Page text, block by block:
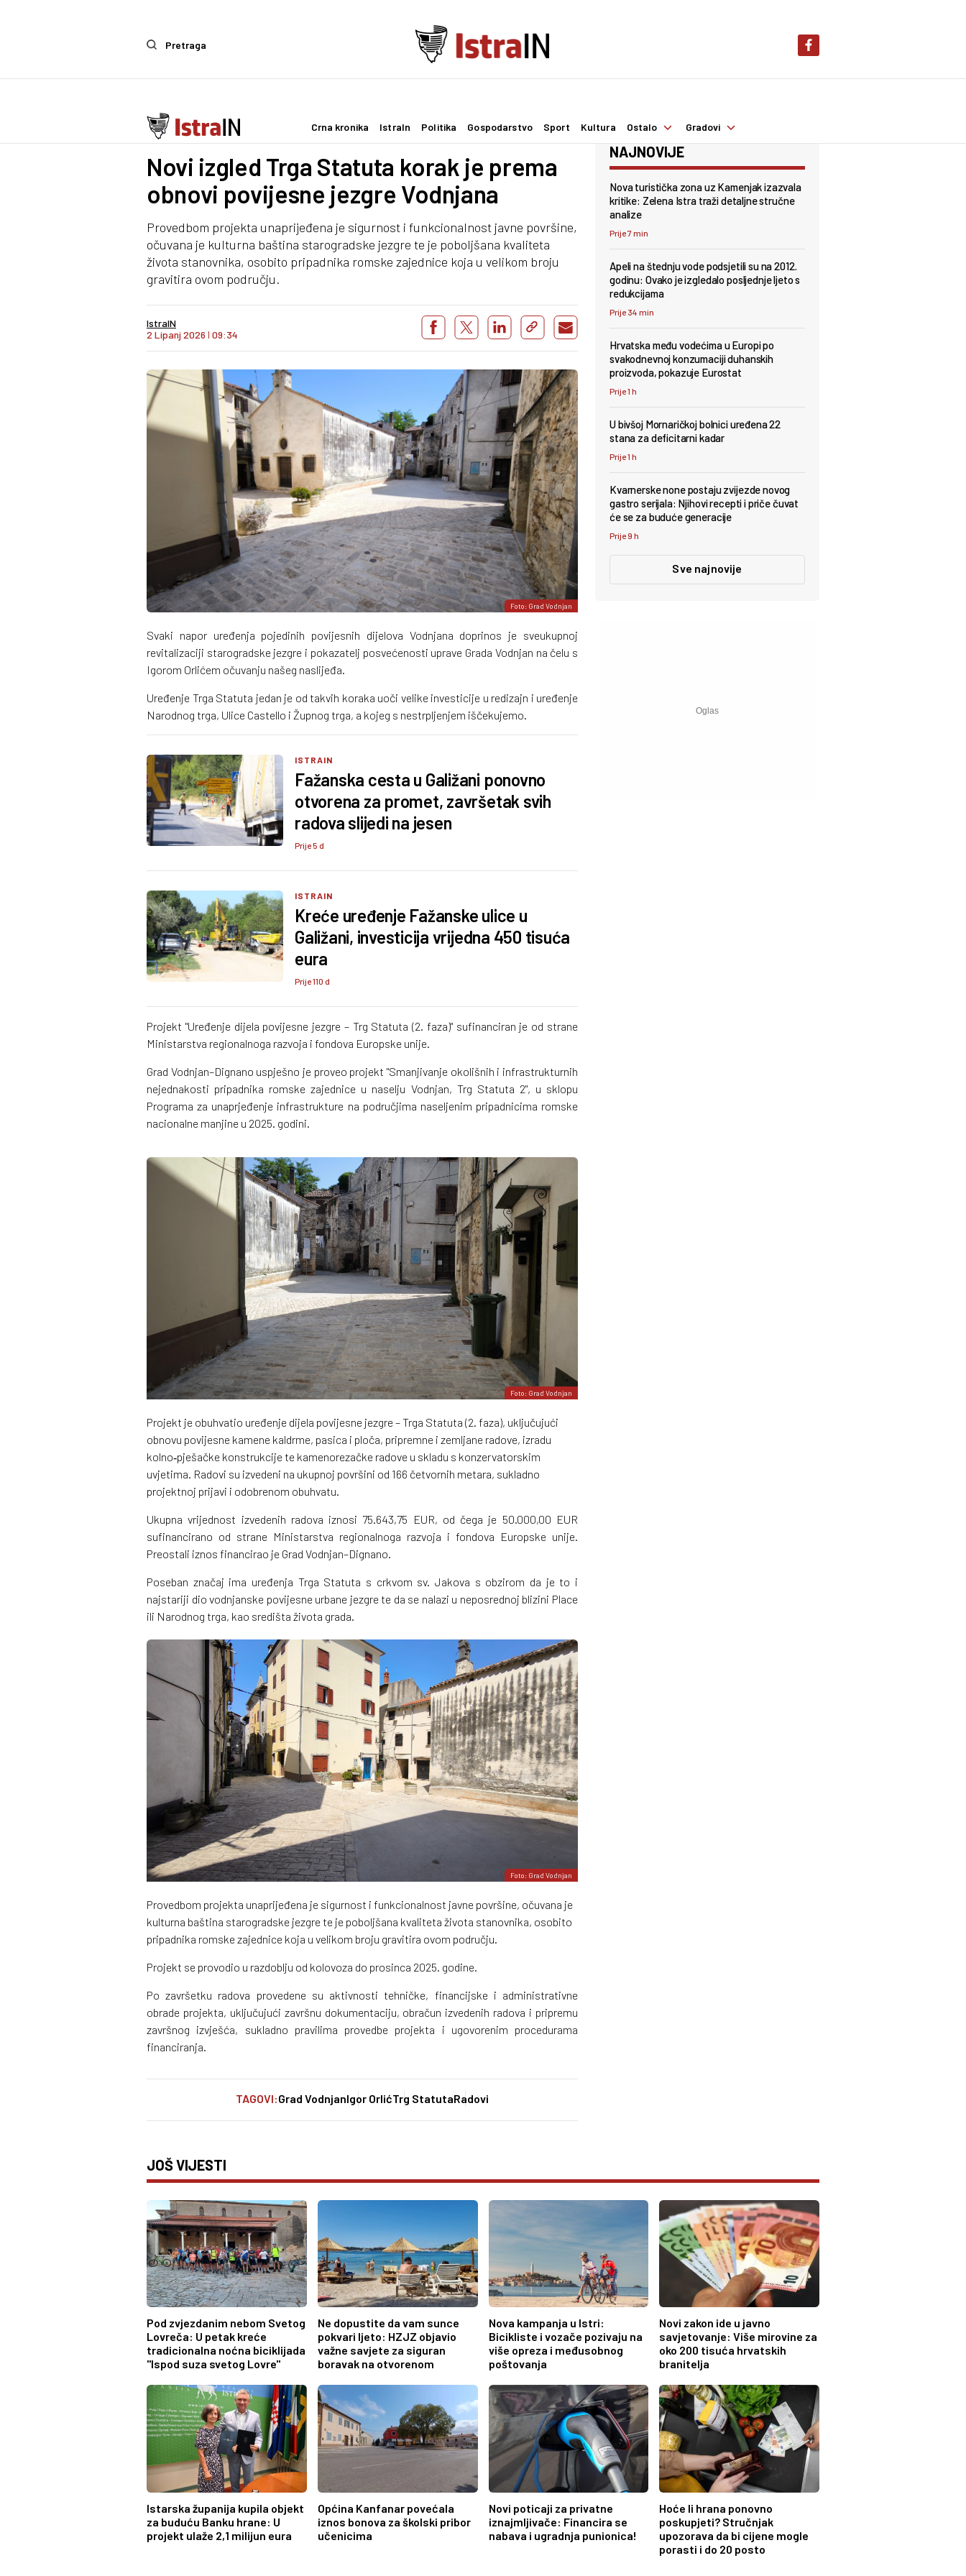
Pretraga
Crna kronika IstraIn Politika Gospodarstvo Sport Kultura Ostalo Gradovi
IstraIn
Novi izgled Trga Statuta korak je prema
obnovi povijesne jezgre Vodnjana
Provedbom projekta unaprijeđena je sigurnost i funkcionalnost javne površine,
očuvana je kulturna baština starogradske jezgre te je poboljšana kvaliteta
života stanovnika, osobito pripadnika romske zajednice koja u velikom broju
gravitira ovom području.
IstraIN
2 Lipanj 2026 I 09:34
Foto: Grad Vodnjan
Svaki napor uređenja pojedinih povijesnih dijelova Vodnjana doprinos je sveukupnoj
revitalizaciji starogradske jezgre i pokazatelj posvećenosti uprave Grada Vodnjan na čelu s
Igorom Orlićem očuvanju našeg naslijeđa.
Uređenje Trga Statuta jedan je od takvih koraka uoči velike investicije u redizajn i uređenje
Narodnog trga, Ulice Castello i Župnog trga, a kojeg s nestrpljenjem iščekujemo.
ISTRAIN
Fažanska cesta u Galižani ponovno
otvorena za promet, završetak svih
radova slijedi na jesen
Prije 5 d
ISTRAIN
Kreće uređenje Fažanske ulice u
Galižani, investicija vrijedna 450 tisuća
eura
Prije 110 d
Projekt "Uređenje dijela povijesne jezgre – Trg Statuta (2. faza)" sufinanciran je od strane
Ministarstva regionalnoga razvoja i fondova Europske unije.
Grad Vodnjan–Dignano uspješno je proveo projekt "Smanjivanje okolišnih i infrastrukturnih
nejednakosti pripadnika romske zajednice u naselju Vodnjan, Trg Statuta 2", u sklopu
Programa za unaprjeđenje infrastrukture na područjima naseljenim pripadnicima romske
nacionalne manjine u 2025. godini.
Foto: Grad Vodnjan
Projekt je obuhvatio uređenje dijela povijesne jezgre – Trga Statuta (2. faza), uključujući
obnovu povijesne kamene kaldrme, pasica i ploča, pripremne i zemljane radove, izradu
kolno‑pješačke konstrukcije te kamenorezačke radove u skladu s konzervatorskim
uvjetima. Radovi su izvedeni na ukupnoj površini od 166 četvornih metara, sukladno
projektnoj prijavi i odobrenom obuhvatu.
Ukupna vrijednost izvedenih radova iznosi 75.643,75 EUR, od čega je 50.000,00 EUR
sufinancirano od strane Ministarstva regionalnoga razvoja i fondova Europske unije.
Preostali iznos financirao je Grad Vodnjan–Dignano.
Poseban značaj ima uređenja Trga Statuta s crkvom sv. Jakova s obzirom da je to i
najstariji dio vodnjanske povijesne urbane jezgre te da se nalazi u neposrednoj blizini Place
ili Narodnog trga, kao središta života grada.
Foto: Grad Vodnjan
Provedbom projekta unaprijeđena je sigurnost i funkcionalnost javne površine, očuvana je
kulturna baština starogradske jezgre te je poboljšana kvaliteta života stanovnika, osobito
pripadnika romske zajednice koja u velikom broju gravitira ovom području.
Projekt se provodio u razdoblju od kolovoza do prosinca 2025. godine.
Po završetku radova provedene su aktivnosti tehničke, financijske i administrativne
obrade projekta, uključujući završnu dokumentaciju, obračun izvedenih radova i pripremu
završnog izvješća, sukladno pravilima provedbe projekta i ugovorenim procedurama
financiranja.
TAGOVI:Grad VodnjanIgor OrlićTrg StatutaRadovi
NAJNOVIJE
Nova turistička zona uz Kamenjak izazvala
kritike: Zelena Istra traži detaljne stručne
analize
Prije 7 min
Apeli na štednju vode podsjetili su na 2012.
godinu: Ovako je izgledalo posljednje ljeto s
redukcijama
Prije 34 min
Hrvatska među vodećima u Europi po
svakodnevnoj konzumaciji duhanskih
proizvoda, pokazuje Eurostat
Prije 1 h
U bivšoj Mornaričkoj bolnici uređena 22
stana za deficitarni kadar
Prije 1 h
Kvarnerske none postaju zvijezde novog
gastro serijala: Njihovi recepti i priče čuvat
će se za buduće generacije
Prije 9 h
Sve najnovije
JOŠ VIJESTI
Pod zvjezdanim nebom Svetog
Lovreča: U petak kreće
tradicionalna noćna biciklijada
"Ispod suza svetog Lovre"
Ne dopustite da vam sunce
pokvari ljeto: HZJZ objavio
važne savjete za siguran
boravak na otvorenom
Nova kampanja u Istri:
Bicikliste i vozače pozivaju na
više opreza i međusobnog
poštovanja
Novi zakon ide u javno
savjetovanje: Više mirovine za
oko 200 tisuća hrvatskih
branitelja
Istarska županija kupila objekt
za buduću Banku hrane: U
projekt ulaže 2,1 milijun eura
Općina Kanfanar povećala
iznos bonova za školski pribor
učenicima
Novi poticaji za privatne
iznajmljivače: Financira se
nabava i ugradnja punionica!
Hoće li hrana ponovno
poskupjeti? Stručnjak
upozorava da bi cijene mogle
porasti i do 20 posto